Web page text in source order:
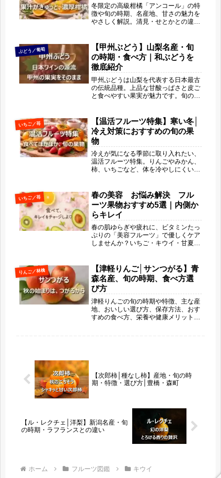
冬限定の高級柑橘「アンコール」の特
徴や旬の時期、名産地、甘さの魅力を
やさしく解説。清見・せとかとの違い
える“静かなごほうび柑橘”の魅力がわ
かります。
ぶどう／葡萄
【甲州ぶどう】山梨名産・旬
の時期・食べ方｜和ぶどうを
徹底紹介
甲州ぶどうは山梨を代表する日本最古
の伝統品種。上品な甘酸っぱさと皮ご
と食べやすい果実が魅力です。旬の時
たい和ぶどうの魅力をお届けします。
いちご／苺
【温活フルーツ特集】寒い冬│
冷え対策におすすめの旬の果
物
冷えが気になる季節に取り入れたい、
温活フルーツ特集。りんごやみかん、
柿、いちごなど、体を冷やしにくい旬
方、比較表も紹介。がんばらずに体の
内側から整えたい方におすすめの内容
です。
いちご／苺
春の美容 お悩み解決 フル
ーツ果物おすすめ5選｜内側か
らキレイ
春の肌ゆらぎや疲れに、ビタミンたっ
ぷりの「美容フルーツ」で優しくケア
しませんか？いちご・キウイ・甘夏な
イをチャージするヒントをお届けしま
す。「ギルトフリースイーツ」や「朝
のフルーツ習慣」も紹介
りんご／林檎
【津軽りんご│サンつがる】青
森名産、旬の時期、食べ方選
び方
津軽りんごの旬の時期や特徴、主な産
地、おいしい選び方、保存方法、おす
すめの食べ方、栄養や健康メリットま
【次郎柿│種なし柿】産地・旬の時
期・特徴・選び方│豊橋・森町
【ル・レクチェ│洋梨】新潟名産・旬
の時期・ラフランスとの違い
ホーム フルーツ図鑑 キウイ